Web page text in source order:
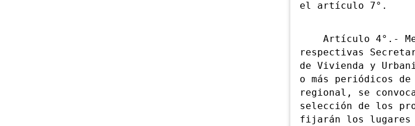
el artículo 7°.
Artículo 4°.-
respectivas
de Vivienda y
o más periódicos
regional, se
selección de los
fijarán los lugares